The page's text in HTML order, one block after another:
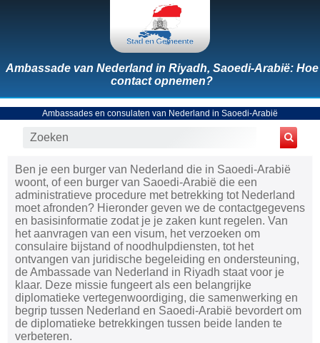
Ambassade van Nederland in Riyadh, Saoedi-Arabië: Hoe
contact opnemen?
Ambassades en consulaten van Nederland in Saoedi-Arabië
Ben je een burger van Nederland die in Saoedi-Arabië
woont, of een burger van Saoedi-Arabië die een
administratieve procedure met betrekking tot Nederland
moet afronden? Hieronder geven we de contactgegevens
en basisinformatie zodat je je zaken kunt regelen. Van
het aanvragen van een visum, het verzoeken om
consulaire bijstand of noodhulpdiensten, tot het
ontvangen van juridische begeleiding en ondersteuning,
de Ambassade van Nederland in Riyadh staat voor je
klaar. Deze missie fungeert als een belangrijke
diplomatieke vertegenwoordiging, die samenwerking en
begrip tussen Nederland en Saoedi-Arabië bevordert om
de diplomatieke betrekkingen tussen beide landen te
verbeteren.